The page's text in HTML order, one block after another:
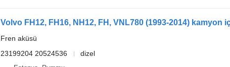
Volvo FH12, FH16, NH12, FH, VNL780 (1993-2014) kamyon
Fren aküsü
23199204 20524536
dizel